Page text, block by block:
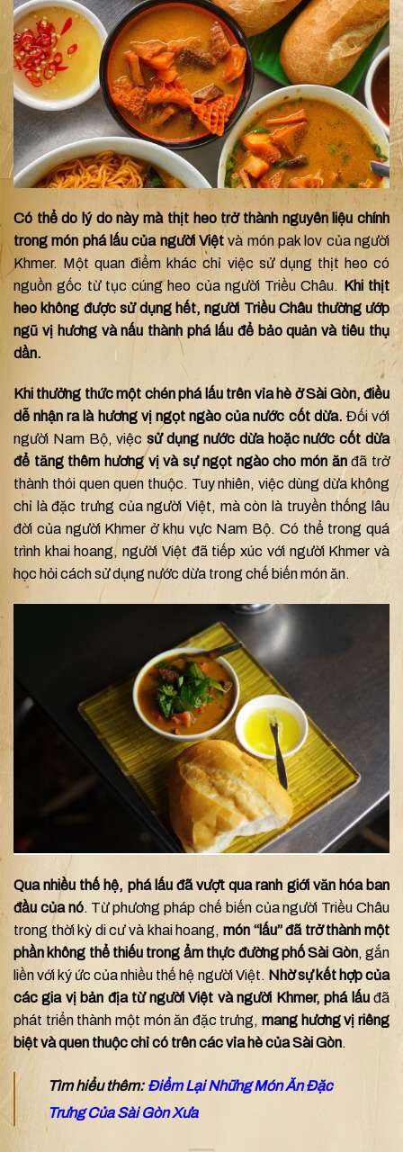
Có thể do lý do này mà thịt heo trở thành nguyên liệu chính
trong món phá lấu của người Việt và món pak lov của người
Khmer. Một quan điểm khác chỉ việc sử dụng thịt heo có
nguồn gốc từ tục cúng heo của người Triều Châu. Khi thịt
heo không được sử dụng hết, người Triều Châu thường ướp
ngũ vị hương và nấu thành phá lấu để bảo quản và tiêu thụ
dần.
Khi thưởng thức một chén phá lấu trên vỉa hè ở Sài Gòn, điều
dễ nhận ra là hương vị ngọt ngào của nước cốt dừa. Đối với
người Nam Bộ, việcsử dụng nước dừa hoặc nước cốt dừa
để tăng thêm hương vị và sự ngọt ngào cho món ănđã trở
thành thói quen quen thuộc. Tuy nhiên, việc dùng dừa không
chỉ là đặc trưng của người Việt, mà còn là truyền thống lâu
đời của người Khmer ở khu vực Nam Bộ. Có thể trong quá
trình khai hoang, người Việt đã tiếp xúc với người Khmer và
học hỏi cách sử dụng nước dừa trong chế biến món ăn.
Qua nhiều thế hệ, phá lấu đã vượt qua ranh giới văn hóa ban
đầu của nó. Từ phương pháp chế biến của người Triều Châu
trong thời kỳ di cư và khai hoang, món “lấu” đã trở thành một
phần không thể thiếu trong ẩm thực đường phố Sài Gòn, gắn
liền với ký ức của nhiều thế hệ người Việt. Nhờ sự kết hợp của
các gia vị bản địa từ người Việt và người Khmer, phá lấuđã
phát triển thành một món ăn đặc trưng,mang hương vị riêng
biệt và quen thuộc chỉ có trên các vỉa hè của Sài Gòn.
Tìm hiểu thêm: Điểm Lại Những Món Ăn Đặc
Trưng Của Sài Gòn Xưa